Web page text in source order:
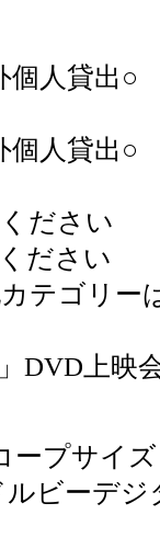
人貸出○
人貸出○
ださい
ださい
テゴリー
DVD上映
ープサイ
デジタ